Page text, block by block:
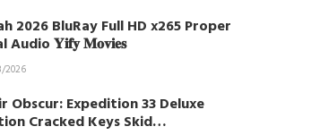
2026 BluRay Full HD x265 Proper
Audio 𝐘𝐢𝐟𝐲 𝐌𝐨𝐯𝐢𝐞𝐬
2026
Obscur: Expedition 33 Deluxe
Cracked Keys Skid…